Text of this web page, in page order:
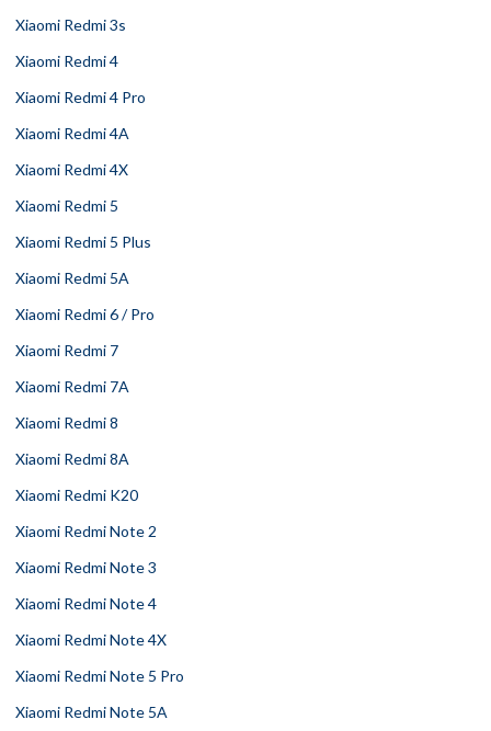
Xiaomi Redmi 3s
Xiaomi Redmi 4
Xiaomi Redmi 4 Pro
Xiaomi Redmi 4A
Xiaomi Redmi 4X
Xiaomi Redmi 5
Xiaomi Redmi 5 Plus
Xiaomi Redmi 5A
Xiaomi Redmi 6 / Pro
Xiaomi Redmi 7
Xiaomi Redmi 7A
Xiaomi Redmi 8
Xiaomi Redmi 8A
Xiaomi Redmi K20
Xiaomi Redmi Note 2
Xiaomi Redmi Note 3
Xiaomi Redmi Note 4
Xiaomi Redmi Note 4X
Xiaomi Redmi Note 5 Pro
Xiaomi Redmi Note 5A